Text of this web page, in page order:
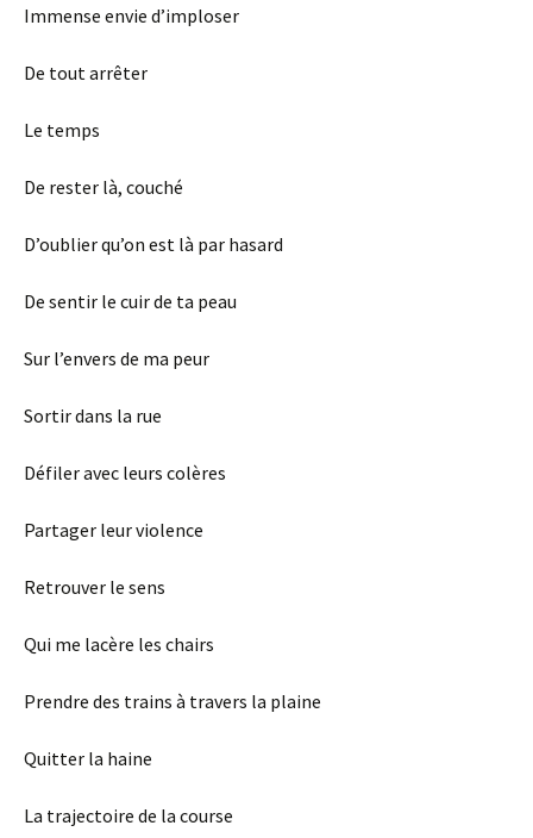
Immense envie d’imploser
De tout arrêter
Le temps
De rester là, couché
D’oublier qu’on est là par hasard
De sentir le cuir de ta peau
Sur l’envers de ma peur
Sortir dans la rue
Défiler avec leurs colères
Partager leur violence
Retrouver le sens
Qui me lacère les chairs
Prendre des trains à travers la plaine
Quitter la haine
La trajectoire de la course